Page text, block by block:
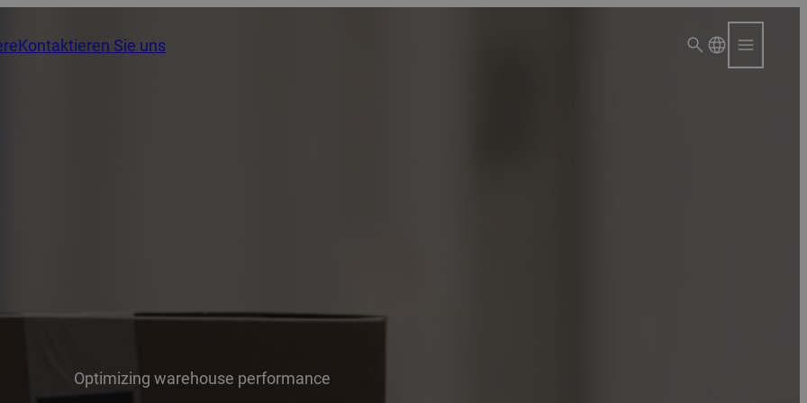
Kontaktieren Sie uns
Optimizing warehouse performance